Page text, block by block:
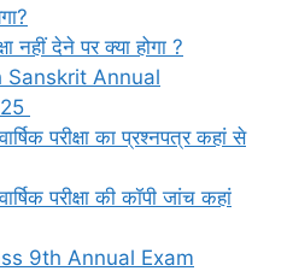
नहीं देने पर क्या होगा ?
Sanskrit Annual
परीक्षा का प्रश्नपत्र कहां से
परीक्षा की कॉपी जांच कहां
9th Annual Exam